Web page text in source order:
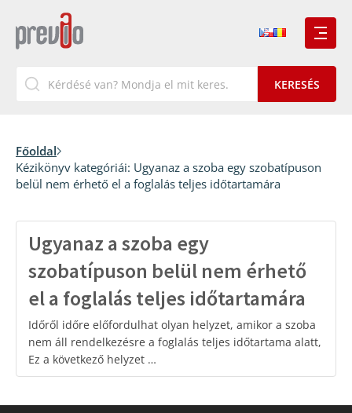
Főoldal
Kézikönyv kategóriái: Ugyanaz a szoba egy szobatípuson
belül nem érhető el a foglalás teljes időtartamára
Ugyanaz a szoba egy
szobatípuson belül nem érhető
el a foglalás teljes időtartamára
Időről időre előfordulhat olyan helyzet, amikor a szoba
nem áll rendelkezésre a foglalás teljes időtartama alatt,
Ez a következő helyzet …